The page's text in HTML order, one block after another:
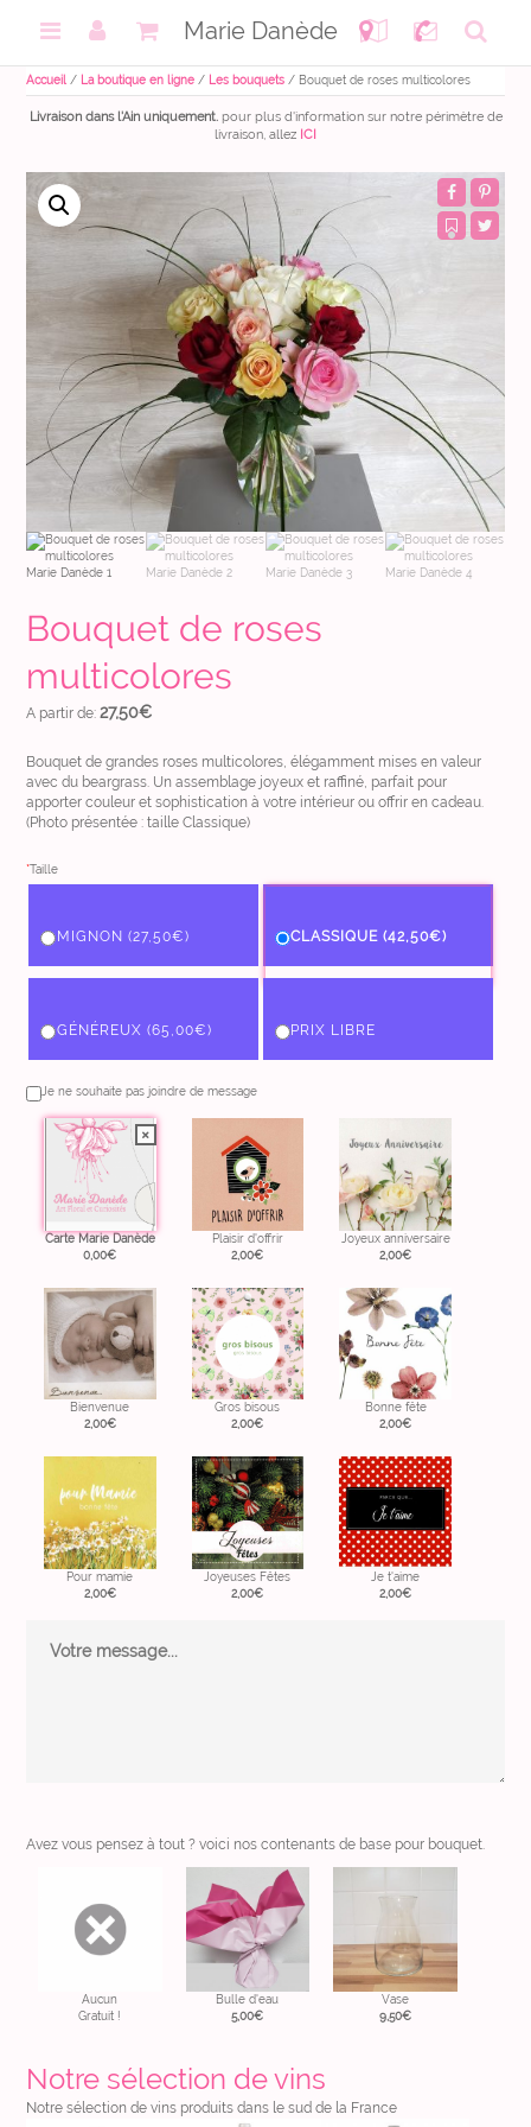
Marie Danède
Accueil / La boutique en ligne / Les bouquets / Bouquet de roses multicolores
Livraison dans l'Ain uniquement.pour plus d'information sur notre périmètre de
livraison, allez ICI
Bouquet de roses
multicolores
A partir de: 27,50€
Bouquet de grandes roses multicolores, élégamment mises en valeur
avec du beargrass. Un assemblage joyeux et raffiné, parfait pour
apporter couleur et sophistication à votre intérieur ou offrir en cadeau.
(Photo présentée : taille Classique)
*Taille
MIGNON (27,50€) CLASSIQUE (42,50€)
GÉNÉREUX (65,00€) PRIX LIBRE
Je ne souhaite pas joindre de message
Carte Marie Danède
0,00€
Plaisir d'offrir
2,00€
Joyeux anniversaire
2,00€
Bienvenue
2,00€
Gros bisous
2,00€
Bonne fête
2,00€
Pour mamie
2,00€
Joyeuses Fêtes
2,00€
Je t'aime
2,00€
Avez vous pensez à tout ? voici nos contenants de base pour bouquet.
Aucun
Gratuit !
Bulle d'eau
5,00€
Vase
9,50€
Notre sélection de vins
Notre sélection de vins produits dans le sud de la France